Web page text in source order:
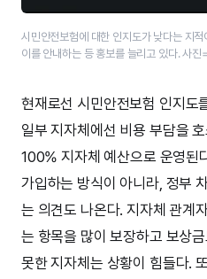
시민안전보험에 대한 인지도가 낮다는 지
이를 안내하는 등 홍보를 늘리고 있다. 사진
현재로선 시민안전보험 인지도
일부 지자체에선 비용 부담을
100% 지자체 예산으로 운영된
가입하는 방식이 아니라, 정부
는 의견도 나온다. 지자체 관계
는 항목을 많이 보장하고 보상
못한 지자체는 상황이 힘들다.